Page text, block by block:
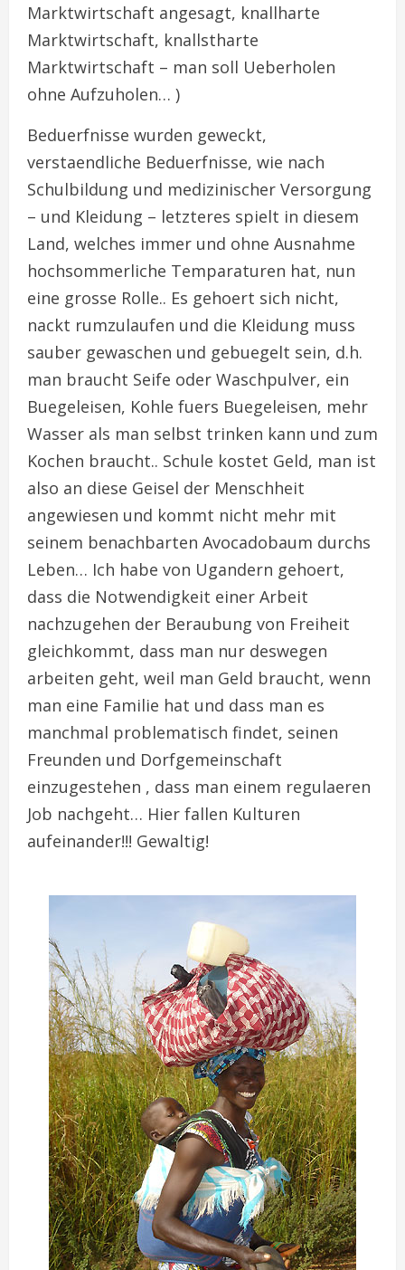
Marktwirtschaft angesagt, knallharte
Marktwirtschaft, knallstharte
Marktwirtschaft – man soll Ueberholen
ohne Aufzuholen… )
Beduerfnisse wurden geweckt,
verstaendliche Beduerfnisse, wie nach
Schulbildung und medizinischer Versorgung
– und Kleidung – letzteres spielt in diesem
Land, welches immer und ohne Ausnahme
hochsommerliche Temparaturen hat, nun
eine grosse Rolle.. Es gehoert sich nicht,
nackt rumzulaufen und die Kleidung muss
sauber gewaschen und gebuegelt sein, d.h.
man braucht Seife oder Waschpulver, ein
Buegeleisen, Kohle fuers Buegeleisen, mehr
Wasser als man selbst trinken kann und zum
Kochen braucht.. Schule kostet Geld, man ist
also an diese Geisel der Menschheit
angewiesen und kommt nicht mehr mit
seinem benachbarten Avocadobaum durchs
Leben… Ich habe von Ugandern gehoert,
dass die Notwendigkeit einer Arbeit
nachzugehen der Beraubung von Freiheit
gleichkommt, dass man nur deswegen
arbeiten geht, weil man Geld braucht, wenn
man eine Familie hat und dass man es
manchmal problematisch findet, seinen
Freunden und Dorfgemeinschaft
einzugestehen , dass man einem regulaeren
Job nachgeht… Hier fallen Kulturen
aufeinander!!! Gewaltig!